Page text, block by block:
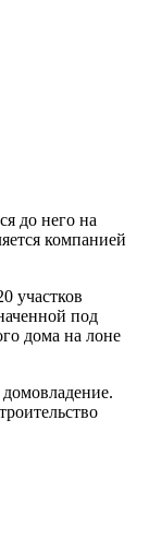
до него на
компанией
участков
под
дома на лоне